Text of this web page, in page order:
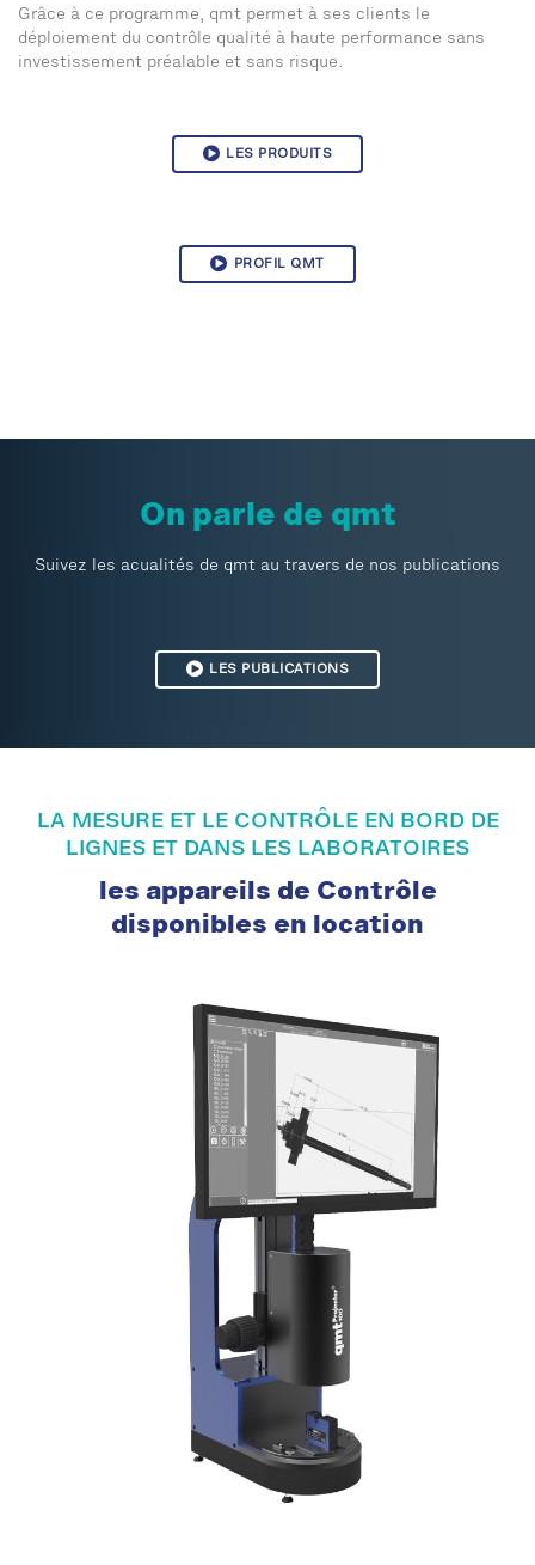
Grâce à ce programme, qmt permet à ses clients le
déploiement du contrôle qualité à haute performance sans
investissement préalable et sans risque.
LES PRODUITS
PROFIL QMT
On parle de qmt
Suivez les acualités de qmt au travers de nos publications
LES PUBLICATIONS
LA MESURE ET LE CONTRÔLE EN BORD DE
LIGNES ET DANS LES LABORATOIRES
les appareils de Contrôle
disponibles en location